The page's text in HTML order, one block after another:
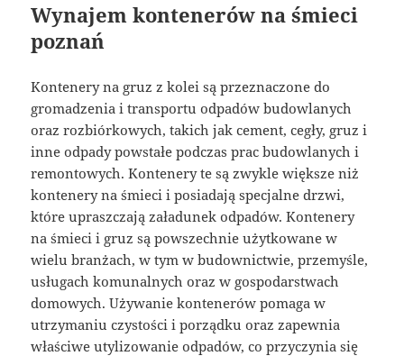
Wynajem kontenerów na śmieci
poznań
Kontenery na gruz z kolei są przeznaczone do
gromadzenia i transportu odpadów budowlanych
oraz rozbiórkowych, takich jak cement, cegły, gruz i
inne odpady powstałe podczas prac budowlanych i
remontowych. Kontenery te są zwykle większe niż
kontenery na śmieci i posiadają specjalne drzwi,
które upraszczają załadunek odpadów. Kontenery
na śmieci i gruz są powszechnie użytkowane w
wielu branżach, w tym w budownictwie, przemyśle,
usługach komunalnych oraz w gospodarstwach
domowych. Używanie kontenerów pomaga w
utrzymaniu czystości i porządku oraz zapewnia
właściwe utylizowanie odpadów, co przyczynia się